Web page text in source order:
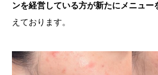
ンを経営している方が新たにメニュー
えております。